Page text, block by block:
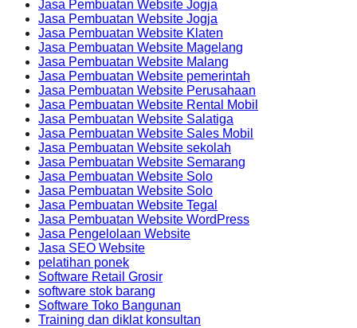
Jasa Pembuatan Website Jogja
Jasa Pembuatan Website Jogja
Jasa Pembuatan Website Klaten
Jasa Pembuatan Website Magelang
Jasa Pembuatan Website Malang
Jasa Pembuatan Website pemerintah
Jasa Pembuatan Website Perusahaan
Jasa Pembuatan Website Rental Mobil
Jasa Pembuatan Website Salatiga
Jasa Pembuatan Website Sales Mobil
Jasa Pembuatan Website sekolah
Jasa Pembuatan Website Semarang
Jasa Pembuatan Website Solo
Jasa Pembuatan Website Solo
Jasa Pembuatan Website Tegal
Jasa Pembuatan Website WordPress
Jasa Pengelolaan Website
Jasa SEO Website
pelatihan ponek
Software Retail Grosir
software stok barang
Software Toko Bangunan
Training dan diklat konsultan